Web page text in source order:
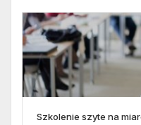
Szkolenie szyte na